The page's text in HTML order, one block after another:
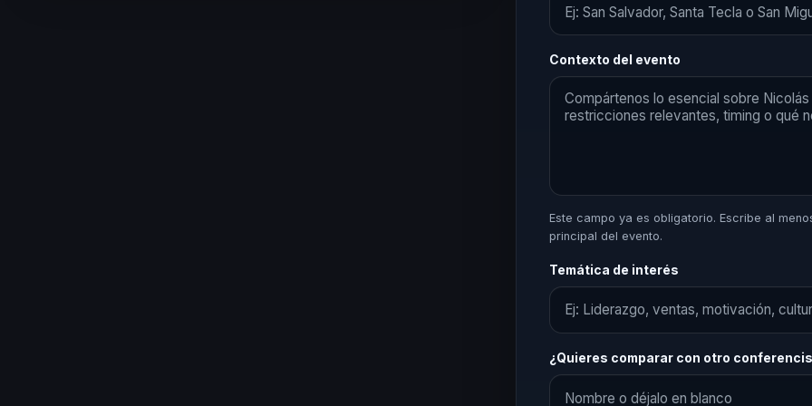
Contexto del evento
Este campo ya es obligatorio. Escribe al
principal del evento.
Temática de interés
¿Quieres comparar con otro